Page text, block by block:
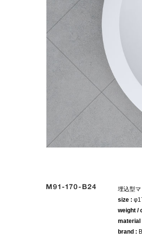
埋込型
size :
weight /
brand :